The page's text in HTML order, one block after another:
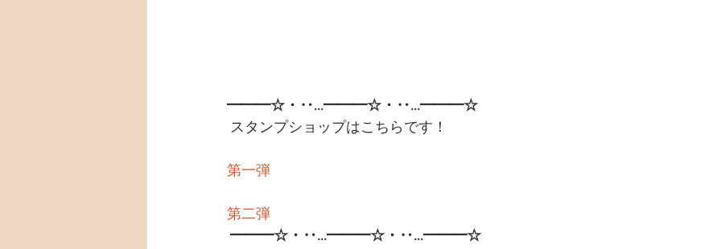
━━━☆・‥…━━━☆・‥…━━━☆
スタンプショップはこちらです！
第一弾
第二弾
━━━☆・‥…━━━☆・‥…━━━☆